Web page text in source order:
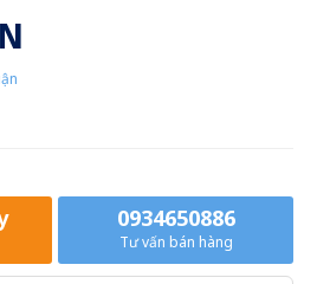
0934650886
Tư vấn bán hàng